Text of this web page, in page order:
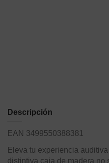
Descripción
EAN 3499550388381
Eleva tu experiencia
distintiva caja de madera no